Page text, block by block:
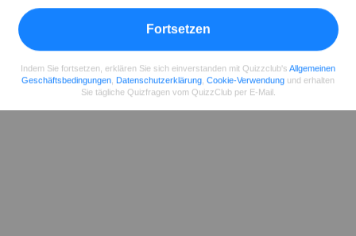
Fortsetzen
Indem Sie fortsetzen, erklären Sie sich einverstanden mit Quizzclub's Allgemeinen
Geschäftsbedingungen Datenschutzerklärung Cookie-Verwendung und erhalten
Sie tägliche Quizfragen vom QuizzClub per E-Mail.